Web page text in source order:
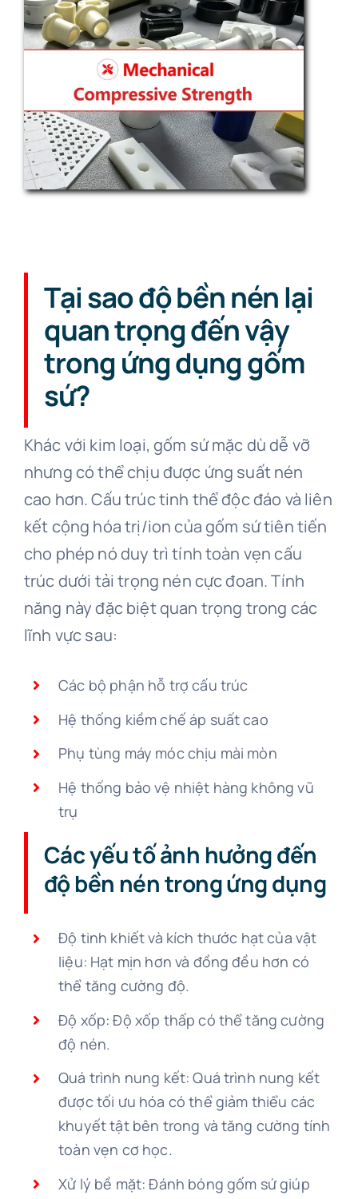
Tại sao độ bền nén lại
quan trọng đến vậy
trong ứng dụng gốm
sứ?
Khác với kim loại, gốm sứ mặc dù dễ vỡ
nhưng có thể chịu được ứng suất nén
cao hơn. Cấu trúc tinh thể độc đáo và liên
kết cộng hóa trị/ion của gốm sứ tiên tiến
cho phép nó duy trì tính toàn vẹn cấu
trúc dưới tải trọng nén cực đoan. Tính
năng này đặc biệt quan trọng trong các
lĩnh vực sau:
Các bộ phận hỗ trợ cấu trúc
Hệ thống kiềm chế áp suất cao
Phụ tùng máy móc chịu mài mòn
Hệ thống bảo vệ nhiệt hàng không vũ
trụ
Các yếu tố ảnh hưởng đến
độ bền nén trong ứng dụng
Độ tinh khiết và kích thước hạt của vật
liệu: Hạt mịn hơn và đồng đều hơn có
thể tăng cường độ.
Độ xốp: Độ xốp thấp có thể tăng cường
độ nén.
Quá trình nung kết: Quá trình nung kết
được tối ưu hóa có thể giảm thiểu các
khuyết tật bên trong và tăng cường tính
toàn vẹn cơ học.
Xử lý bề mặt: Đánh bóng gốm sứ giúp